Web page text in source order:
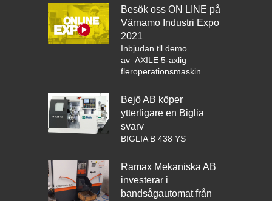
Besök oss ON LINE på
Värnamo Industri Expo
2021
Inbjudan tll demo
av AXILE 5-axlig
fleroperationsmaskin
Bejö AB köper
ytterligare en Biglia
svarv
BIGLIA B 438 YS
Ramax Mekaniska AB
investerar i
bandsågautomat från